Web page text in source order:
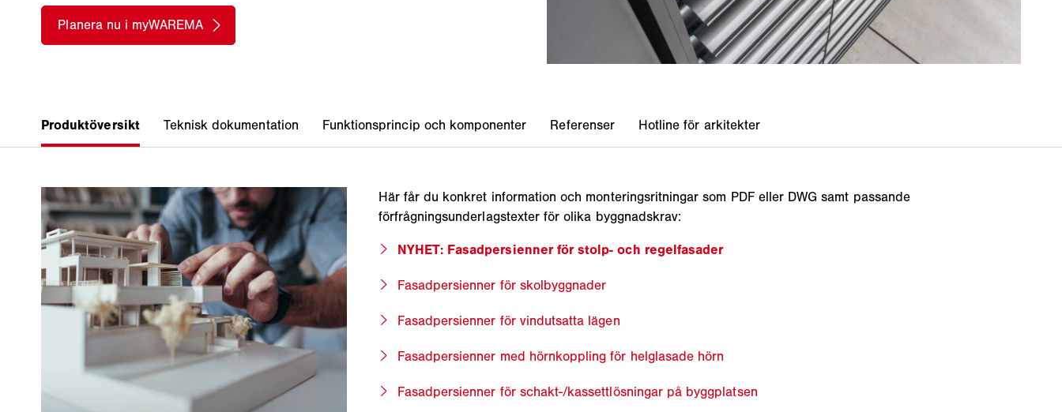
Här får du konkret information och monteringsritningar som PDF eller DWG samt passande
förfrågningsunderlagstexter för olika byggnadskrav:
NYHET: Fasadpersienner för stolp- och regel­fasader
Fasadpersienner för skolbyggnader
Fasadpersienner för vindutsatta lägen
Fasadpersienner med hörnkoppling för helglasade hörn
Fasadpersienner för schakt-/kassettlösningar på byggplatsen